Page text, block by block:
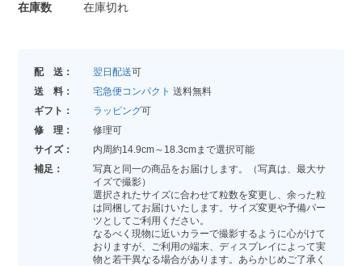
在庫数
在庫切れ
配 送： 翌日配送可
送 料：
宅急便コンパクト 送料無料
ギフト：
ラッピング可
修 理：
修理可
サイズ：
内周約14.9cm～18.3cmまで選択可能
補足：
写真と同一の商品をお届けします。（写真は、最大サ
イズで撮影）
選択されたサイズに合わせて粒数を変更し、余った粒
は同梱してお届けいたします。サイズ変更や予備パー
ツとしてご利用ください。
なるべく現物に近いカラーで撮影するように心がけて
おりますが、ご利用の端末、ディスプレイによって実
物と若干異なる場合があります。あらかじめご了承く